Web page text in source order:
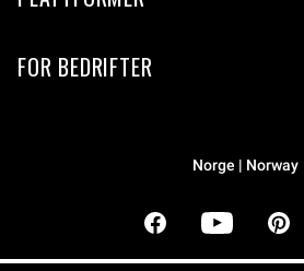
FOR BEDRIFTER
Norge | Norway